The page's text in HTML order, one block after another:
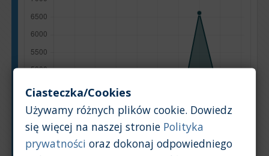
Ciasteczka/Cookies
Używamy różnych plików cookie. Dowiedz
się więcej na naszej stronie Polityka
prywatności oraz dokonaj odpowiedniego